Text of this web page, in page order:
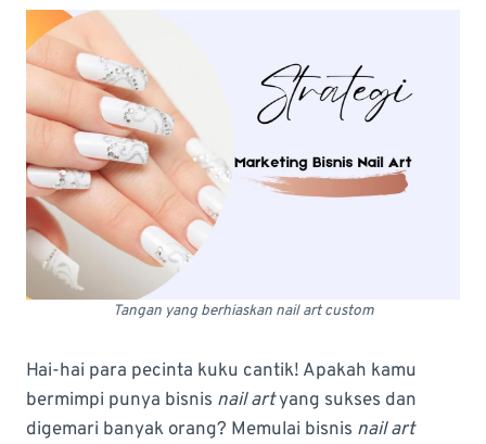
Tangan yang berhiaskan nail art custom
Hai-hai para pecinta kuku cantik! Apakah kamu
bermimpi punya bisnis nail artyang sukses dan
digemari banyak orang? Memulai bisnis nail art